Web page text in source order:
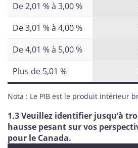
De 2,01 % à 3,00 %
De 3,01 % à 4,00 %
De 4,01 % à 5,00 %
Plus de 5,01 %
Nota : Le PIB est le produit intérieur
1.3 Veuillez identifier jusqu’à
hausse pesant sur vos
pour le Canada.